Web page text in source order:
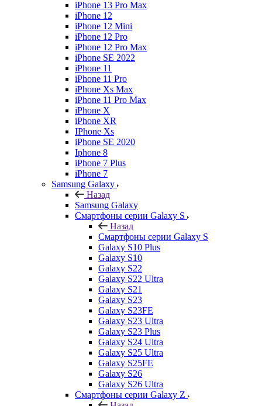
iPhone 13 Pro Max
iPhone 12
iPhone 12 Mini
iPhone 12 Pro
iPhone 12 Pro Max
iPhone SE 2022
iPhone 11
iPhone 11 Pro
iPhone Xs Max
iPhone 11 Pro Max
iPhone X
iPhone XR
IPhone Xs
iPhone SE 2020
Iphone 8
iPhone 7 Plus
iPhone 7
Samsung Galaxy
Назад
Samsung Galaxy
Смартфоны серии Galaxy S
Назад
Смартфоны серии Galaxy S
Galaxy S10 Plus
Galaxy S10
Galaxy S22
Galaxy S22 Ultra
Galaxy S21
Galaxy S23
Galaxy S23FE
Galaxy S23 Ultra
Galaxy S23 Plus
Galaxy S24 Ultra
Galaxy S25 Ultra
Galaxy S25FE
Galaxy S26
Galaxy S26 Ultra
Смартфоны серии Galaxy Z